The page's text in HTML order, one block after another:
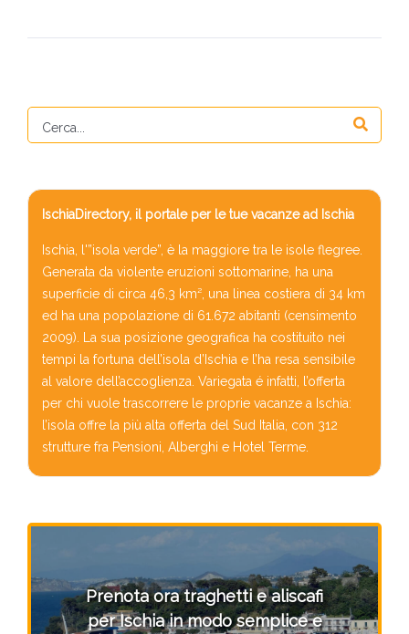
IschiaDirectory, il portale per le tue vacanze ad Ischia
Ischia, l'”isola verde”, è la maggiore tra le isole flegree.
Generata da violente eruzioni sottomarine, ha una
superficie di circa 46,3 km², una linea costiera di 34 km
ed ha una popolazione di 61.672 abitanti (censimento
2009). La sua posizione geografica ha costituito nei
tempi la fortuna dell’isola d’Ischia e l’ha resa sensibile
al valore dell’accoglienza. Variegata é infatti, l’offerta
per chi vuole trascorrere le proprie vacanze a Ischia:
l’isola offre la più alta offerta del Sud Italia, con 312
strutture fra Pensioni, Alberghi e Hotel Terme.
Prenota ora traghetti e aliscafi
per Ischia in modo semplice e